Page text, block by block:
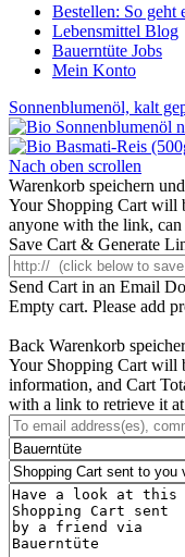
Bestellen: So geht
Lebensmittel Blog
Bauerntüte Jobs
Mein Konto
Sonnenblumenöl, kalt
Nach oben scrollen
Warenkorb speichern
Your Shopping Cart will
anyone with the link,
Save Cart & Generate
Send Cart in an Email
Empty cart. Please add
Back Warenkorb
Your Shopping Cart will
information, and Cart
with a link to retrieve it